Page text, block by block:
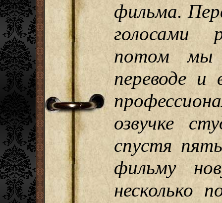
фильма.
голосами
потом мы
переводе и
озвучке
спустя
фильму
несколько